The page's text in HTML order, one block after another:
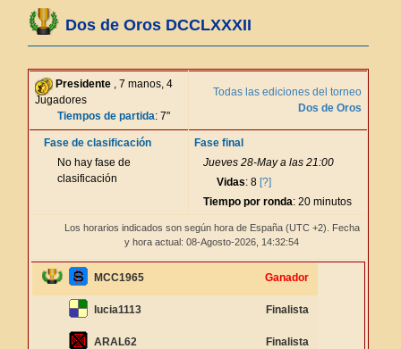
Dos de Oros DCCLXXXII
Presidente , 7 manos, 4
Jugadores
Tiempos de partida: 7"
Todas las ediciones del torneo
Dos de Oros
Fase de clasificación
No hay fase de
clasificación
Fase final
Jueves 28-May a las 21:00
Vidas: 8 [?]
Tiempo por ronda: 20 minutos
Los horarios indicados son según hora de España (UTC +2). Fecha
y hora actual: 08-Agosto-2026, 14:32:54
MCC1965 Ganador
lucia1113 Finalista
ARAL62 Finalista